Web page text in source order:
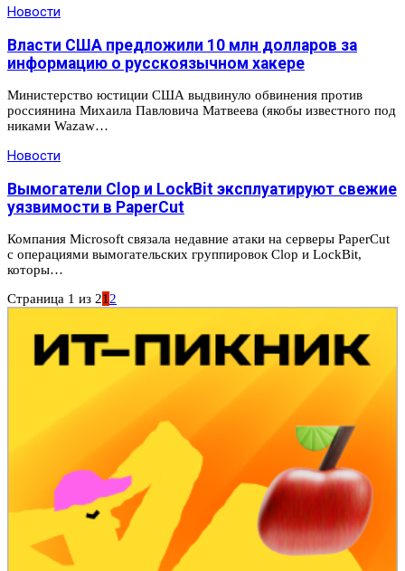
Новости
Власти США предложили 10 млн долларов за
информацию о русскоязычном хакере
Министерство юстиции США выдвинуло обвинения против
россиянина Михаила Павловича Матвеева (якобы известного под
никами Wazaw…
Новости
Вымогатели Clop и LockBit эксплуатируют свежие
уязвимости в PaperCut
Компания Microsoft связала недавние атаки на серверы PaperCut
с операциями вымогательских группировок Clop и LockBit,
которы…
Страница 1 из 212